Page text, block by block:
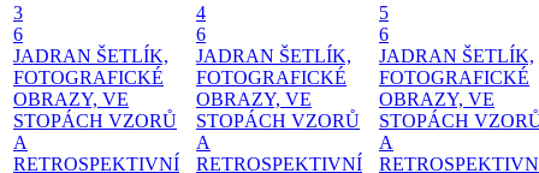
3
6
JADRAN ŠETLÍK,
FOTOGRAFICKÉ
OBRAZY, VE
STOPÁCH VZORŮ
A
RETROSPEKTIVNÍ
4
6
JADRAN ŠETLÍK,
FOTOGRAFICKÉ
OBRAZY, VE
STOPÁCH VZORŮ
A
RETROSPEKTIVNÍ
5
6
JADRAN ŠETLÍK,
FOTOGRAFICKÉ
OBRAZY, VE
STOPÁCH
A